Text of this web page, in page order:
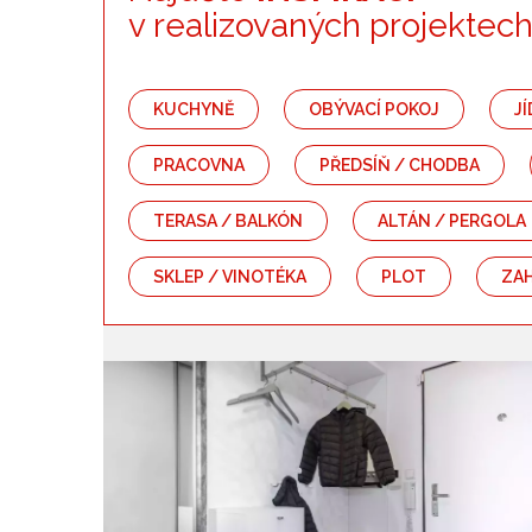
Kategorie
Dětský pokoj
Koupelna Záchod
Předsíň / chodba Schodiště
Bazén Zahrada
Terasa / balkón Altán / pergola
Dřevostavba Srub / roubenka
Zahradní kuchyně
v realizovaných projektech
KUCHYNĚ OBÝVACÍ POKOJ
PRACOVNA PŘEDSÍŇ / CHODBA
TERASA / BALKÓN ALTÁN / PERGOLA
SKLEP / VINOTÉKA PLOT